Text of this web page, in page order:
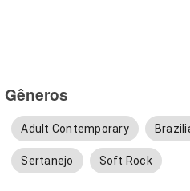
Gêneros
Adult Contemporary
Sertanejo Soft Rock